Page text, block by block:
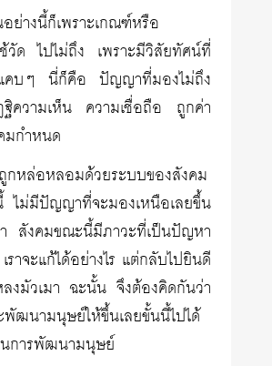
ย่างนี้ก็เพราะเกณฑ์หรือ
วัด ไปไม่ถึง เพราะมีวิสัยทัศน์ที่
บๆ นี่ก็คือ ปัญญาที่มองไม่ถึง
ฐิความเห็น ความเชื่อถือ ถูกค่า
มกำหนด
กหล่อหลอมด้วยระบบของสังคม
ไม่มีปัญญาที่จะมองเหนือเลยขึ้น
สังคมขณะนี้มีภาวะที่เป็นปัญหา
ราจะแก้ได้อย่างไร แต่กลับไปยินดี
งมัวเมา ฉะนั้น จึงต้องคิดกันว่า
พัฒนามนุษย์ให้ขึ้นเลยขั้นนี้ไปได้
การพัฒนามนุษย์